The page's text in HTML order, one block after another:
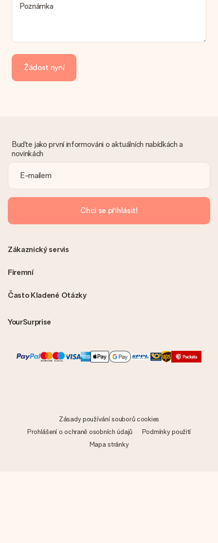
Poznámka
Žádost nyní
Buďte jako první informováni o aktuálních nabídkách a
novinkách
Chci se přihlásit!
Často Kladené Otázky
YourSurprise
Zákaznický servis
Firemní
Zásady používání souborů cookies
Prohlášení o ochraně osobních údajů
Podmínky použití
Mapa stránky